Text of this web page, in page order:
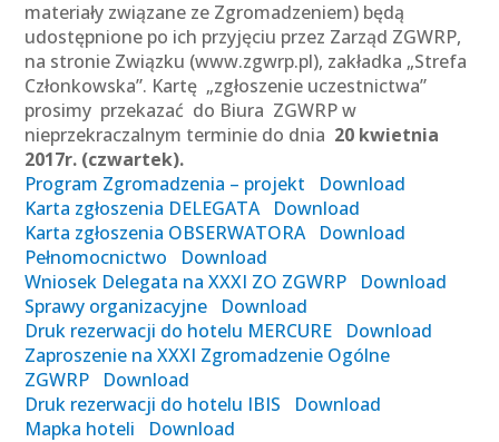
materiały związane ze Zgromadzeniem) będą
udostępnione po ich przyjęciu przez Zarząd ZGWRP,
na stronie Związku (www.zgwrp.pl), zakładka „Strefa
Członkowska”. Kartę „zgłoszenie uczestnictwa”
prosimy przekazać do Biura ZGWRP w
nieprzekraczalnym terminie do dnia 20 kwietnia
2017r. (czwartek).
Program Zgromadzenia – projekt
Download
Karta zgłoszenia DELEGATA
Download
Karta zgłoszenia OBSERWATORA
Download
Pełnomocnictwo
Download
Wniosek Delegata na XXXI ZO ZGWRP
Download
Sprawy organizacyjne
Download
Druk rezerwacji do hotelu MERCURE
Download
Zaproszenie na XXXI Zgromadzenie Ogólne
ZGWRP
Download
Druk rezerwacji do hotelu IBIS
Download
Mapka hoteli
Download